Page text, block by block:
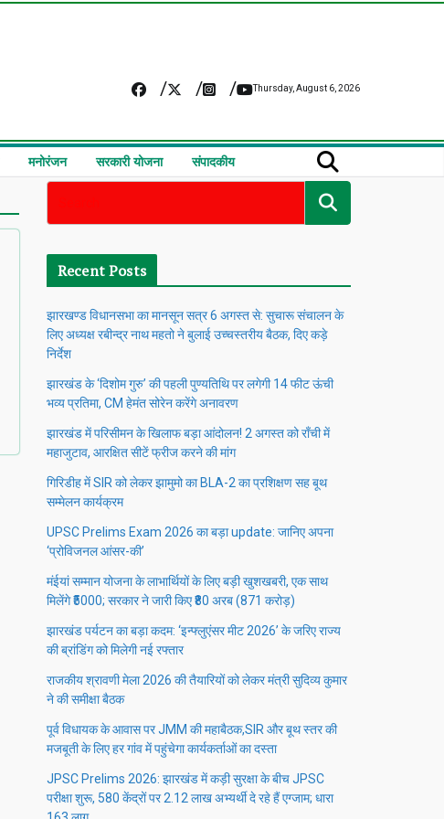
Thursday, August 6, 2026
मनोरंजन सरकारी योजना संपादकीय
Recent Posts
झारखण्ड विधानसभा का मानसून सत्र 6 अगस्त से: सुचारू संचालन के
लिए अध्यक्ष रबीन्द्र नाथ महतो ने बुलाई उच्चस्तरीय बैठक, दिए कड़े
निर्देश
झारखंड के ‘दिशोम गुरु’ की पहली पुण्यतिथि पर लगेगी 14 फीट ऊंची
भव्य प्रतिमा, CM हेमंत सोरेन करेंगे अनावरण
झारखंड में परिसीमन के खिलाफ बड़ा आंदोलन! 2 अगस्त को राँची में
महाजुटाव, आरक्षित सीटें फ्रीज करने की मांग
गिरिडीह में SIR को लेकर झामुमो का BLA-2 का प्रशिक्षण सह बूथ
सम्मेलन कार्यक्रम
UPSC Prelims Exam 2026 का बड़ा update: जानिए अपना
‘प्रोविजनल आंसर-की’
मंईयां सम्मान योजना के लाभार्थियों के लिए बड़ी खुशखबरी, एक साथ
मिलेंगे ₹5000; सरकार ने जारी किए ₹80 अरब (871 करोड़)
झारखंड पर्यटन का बड़ा कदम: ‘इन्फ्लुएंसर मीट 2026’ के जरिए राज्य
की ब्रांडिंग को मिलेगी नई रफ्तार
राजकीय श्रावणी मेला 2026 की तैयारियों को लेकर मंत्री सुदिव्य कुमार
ने की समीक्षा बैठक
पूर्व विधायक के आवास पर JMM की महाबैठक,SIR और बूथ स्तर की
मजबूती के लिए हर गांव में पहुंचेगा कार्यकर्ताओं का दस्ता
JPSC Prelims 2026: झारखंड में कड़ी सुरक्षा के बीच JPSC
परीक्षा शुरू, 580 केंद्रों पर 2.12 लाख अभ्यर्थी दे रहे हैं एग्जाम; धारा